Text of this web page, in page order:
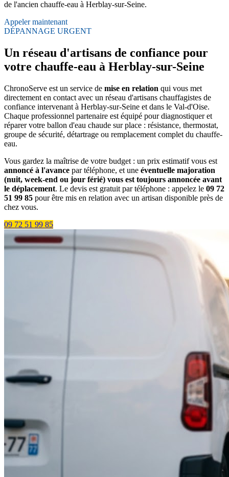
de l'ancien chauffe-eau à Herblay-sur-Seine.
Appeler maintenant
DÉPANNAGE URGENT
Un réseau d'artisans de confiance pour
votre chauffe-eau à Herblay-sur-Seine
ChronoServe est un service de mise en relation qui vous met
directement en contact avec un réseau d'artisans chauffagistes de
confiance intervenant à Herblay-sur-Seine et dans le Val-d'Oise.
Chaque professionnel partenaire est équipé pour diagnostiquer et
réparer votre ballon d'eau chaude sur place : résistance, thermostat,
groupe de sécurité, détartrage ou remplacement complet du chauffe-
eau.
Vous gardez la maîtrise de votre budget : un prix estimatif vous est
annoncé à l'avance par téléphone, et une éventuelle majoration
(nuit, week-end ou jour férié) vous est toujours annoncée avant
le déplacement. Le devis est gratuit par téléphone : appelez le 09 72
51 99 85 pour être mis en relation avec un artisan disponible près de
chez vous.
09 72 51 99 85